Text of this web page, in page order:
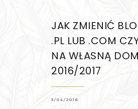
JAK ZMIENIĆ
.PL LUB .COM
NA WŁASNĄ
2016/2017
3/04/2016